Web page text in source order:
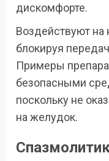
дискомфорте.
Воздействуют на
блокируя
Примеры
безопасными
поскольку не
на желудок.